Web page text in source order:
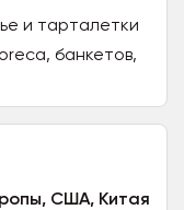
и тарталетки
банкетов,
США, Китая